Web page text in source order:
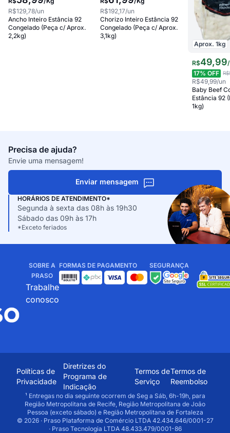
R$129,78/un
Ancho Inteiro Estância 92
Congelado (Peça c/ Aprox.
2,2kg)
R$192,17/un
Chorizo Inteiro Estância 92
Congelado (Peça c/ Aprox.
3,1kg)
Aprox.1kg
R$49,99/
17% OFF
R$49,99/un
Baby Beef
Estância 92
1kg)
Precisa de ajuda?
Envie uma mensagem!
Enviar mensagem
HORÁRIOS DE ATENDIMENTO*
Segunda à sexta das 08h às 19h30
Sábado das 09h às 17h
*Exceto feriados
SOBRE A
PRASO
Trabalhe
conosco
FORMAS DE PAGAMENTO SEGURANÇA
Políticas de
Privacidade
Diretrizes do
Programa de
Indicação
Termos de
Serviço
Termos de
Reembolso
¹ Entregas no dia seguinte ocorrem de Seg a Sáb, 6h-19h, para
Região Metropolitana de Recife, Região Metropolitana de João
Pessoa (exceto sábado) e Região Metropolitana de Fortaleza
© 2026 · Praso Plataforma de Comércio LTDA 42.434.646/0001-27
· Praso Tecnologia LTDA 48.433.479/0001-86